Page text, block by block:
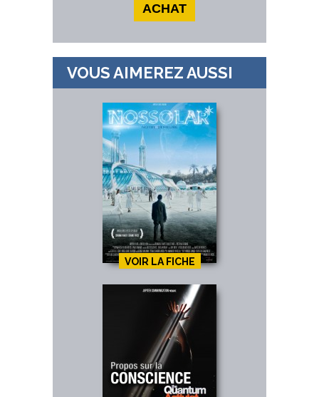
ACHAT
VOUS AIMEREZ AUSSI
VOIR LA FICHE